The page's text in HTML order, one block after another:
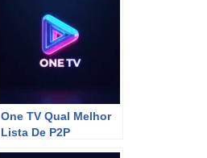
One TV Qual Melhor
Lista De P2P